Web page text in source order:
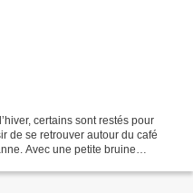
certains sont restés pour
de se retrouver autour du café
Avec une petite bruine